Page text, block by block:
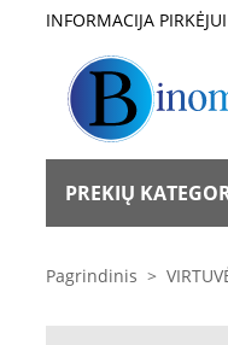
INFORMACIJA PIRKĖJUI
PREKIŲ
Pagrindinis >